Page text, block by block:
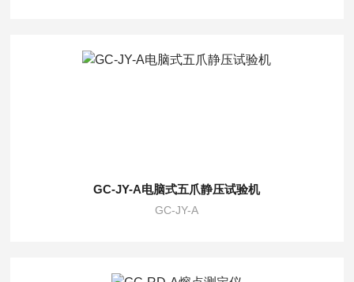
GC-JY-A电脑式五爪静压试验机
GC-JY-A